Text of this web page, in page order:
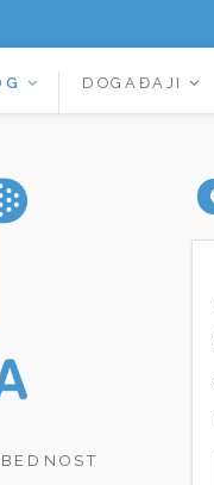
DOGAĐAJI